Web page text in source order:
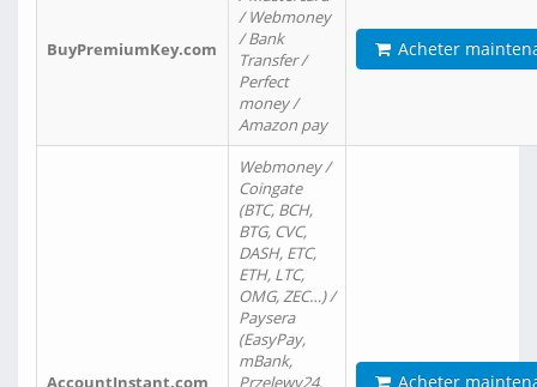
BuyPremiumKey.com
/ Webmoney
/ Bank
Transfer /
Perfect
money /
Amazon pay
Acheter
AccountInstant.com
Webmoney /
Coingate
(BTC, BCH,
BTG, CVC,
DASH, ETC,
ETH, LTC,
OMG, ZEC…) /
Paysera
(EasyPay,
mBank,
Przelewy24,
Acheter